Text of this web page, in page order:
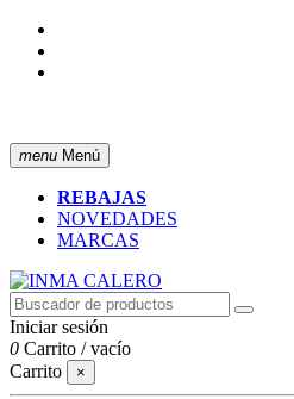
menu Menú
REBAJAS
NOVEDADES
MARCAS
Iniciar sesión
0 Carrito /vacío
Carrito
×